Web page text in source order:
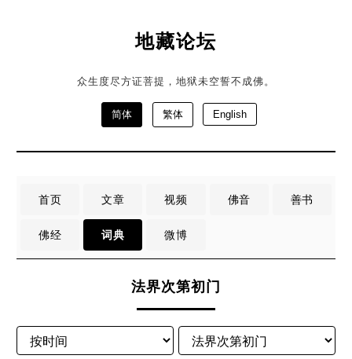
地藏论坛
众生度尽方证菩提，地狱未空誓不成佛。
简体 繁体 English
首页 文章 视频 佛音 善书
佛经 词典 微博
法界次第初门